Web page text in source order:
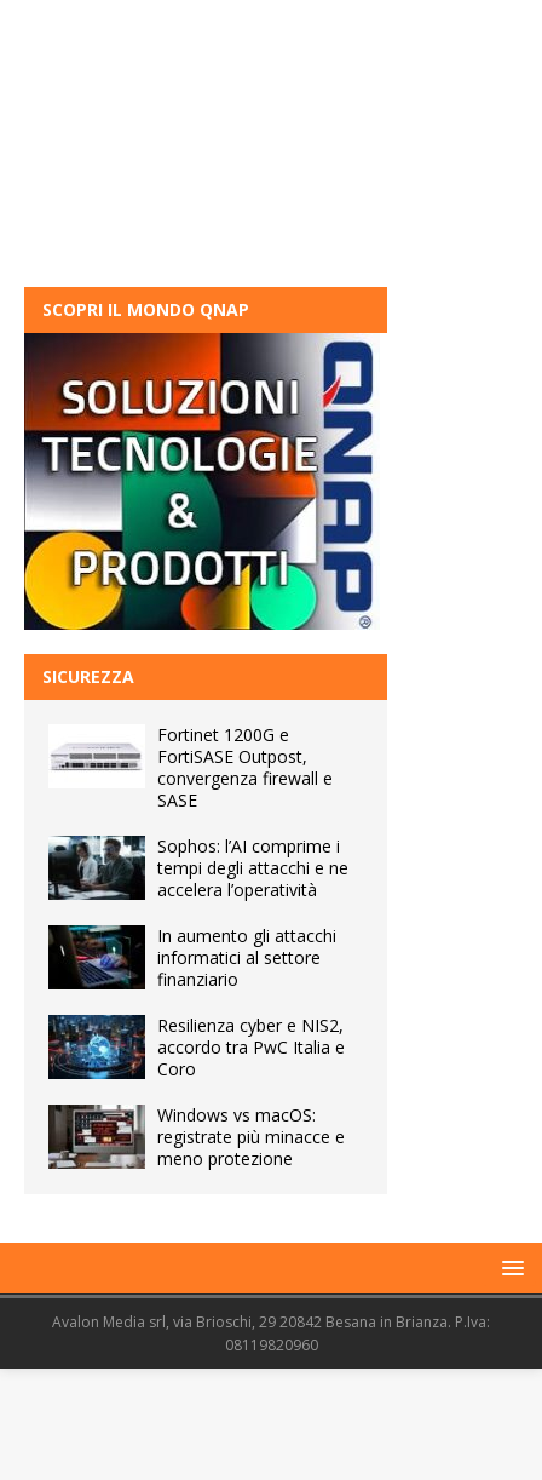
SCOPRI IL MONDO QNAP
SICUREZZA
Fortinet 1200G e
FortiSASE Outpost,
convergenza firewall e
SASE
Sophos: l’AI comprime i
tempi degli attacchi e ne
accelera l’operatività
In aumento gli attacchi
informatici al settore
finanziario
Resilienza cyber e NIS2,
accordo tra PwC Italia e
Coro
Windows vs macOS:
registrate più minacce e
meno protezione
Avalon Media srl, via Brioschi, 29 20842 Besana in Brianza. P.Iva:
08119820960